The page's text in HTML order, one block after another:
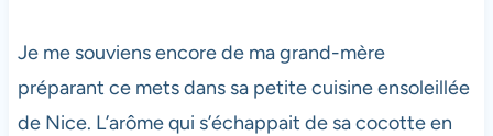
Je me souviens encore de ma grand-mère
préparant ce mets dans sa petite cuisine ensoleillée
de Nice. L’arôme qui s’échappait de sa cocotte en